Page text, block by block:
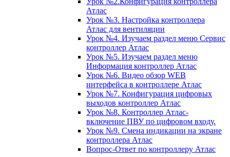
Атлас
Урок №3. Настройка контроллера
Атлас для вентиляции
Урок №4. Изучаем раздел меню Сервис
контроллер Атлас
Урок №5. Изучаем раздел меню
Информация контроллер Атлас
Урок №6. Видео обзор WEB
интерфейса в контроллере Атлас
Урок №7. Конфигурация цифровых
выходов контроллер Атлас
Урок №8. Контроллер Атлас-
включение ПВУ по цифровом входу.
Урок №9. Смена индикации на экране
контроллера Атлас
Вопрос-Ответ по контроллеру Атлас